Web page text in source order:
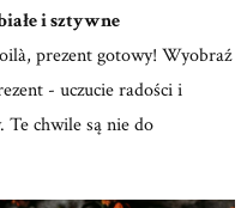
i sztywne
prezent gotowy! Wyobraź
- uczucie radości i
Te chwile są nie do